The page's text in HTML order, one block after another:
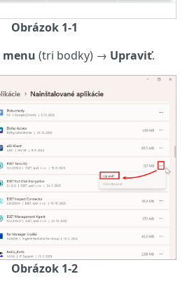
Obrázok 1-1
menu (tri bodky) → Upraviť.
Obrázok 1-2